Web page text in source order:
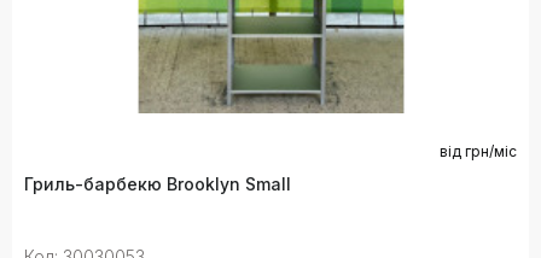
від грн/міс
Гриль-барбекю Brooklyn Small